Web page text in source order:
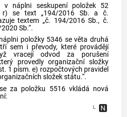
náplni seskupení položek 52
r) se text „194/2016 Sb. a č.
textem „č. 194/2016 Sb., č.
Sb.“.
položky 5346 se věta druhá
sem i převody, které provádějí
vracejí odvod za porušení
provedly organizační složky
1 písm. e) rozpočtových pravidel
složek státu.“.
za položku 5516 vkládá nová